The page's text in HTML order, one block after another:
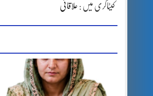
کیٹاگری میں : علاقائی